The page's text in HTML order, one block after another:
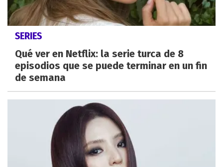
SERIES
Qué ver en Netflix: la serie turca de 8
episodios que se puede terminar en un fin
de semana